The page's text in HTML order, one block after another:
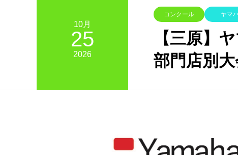
10月
25
2026
コンクール ヤマハ
【三原】
部門店別